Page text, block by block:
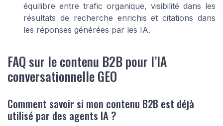
équilibre entre trafic organique, visibilité dans les
résultats de recherche enrichis et citations dans
les réponses générées par les IA.
FAQ sur le contenu B2B pour l’IA
conversationnelle GEO
Comment savoir si mon contenu B2B est déjà
utilisé par des agents IA ?